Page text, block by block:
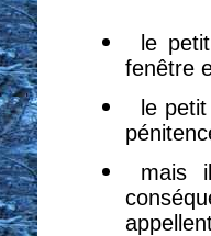
le
fenêtre
le
mais